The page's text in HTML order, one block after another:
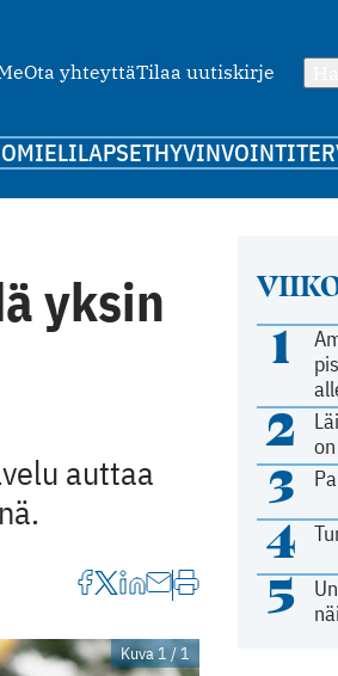
Ota yhteyttäTilaa uutiskirje
MIELILAPSETHYVINVOINTI
1
2
3
4
5
yksin
auttaa
Kuva 1 / 1